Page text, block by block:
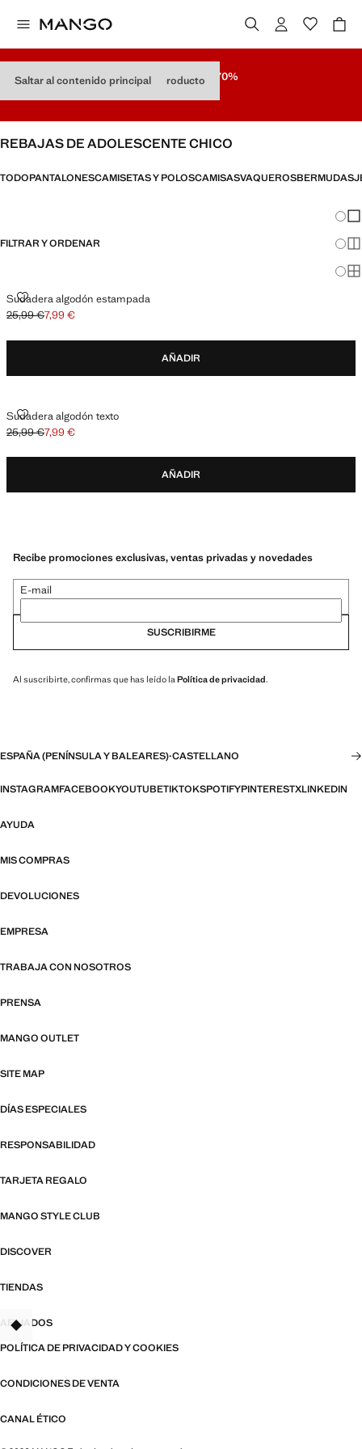
Saltar al contenido principal
REBAJASHASTA -70%
REBAJAS DE ADOLESCENTE CHICO
Saltar navegación por tipo de producto
TODOPANTALONESCAMISETAS Y POLOSCAMISASVAQUEROSBERMUDAS
FILTRAR Y ORDENAR
Sudadera algodón estampada
SUDADERA ALGODÓN ESTAMPADA
Precio inicial tachado [25,99 € ]
25,99 €
Precio actual [7,99 € ]
7,99 €
AÑADIR
Sudadera algodón texto
SUDADERA ALGODÓN TEXTO
Precio inicial tachado [25,99 € ]
25,99 €
Precio actual [7,99 € ]
7,99 €
AÑADIR
Recibe promociones exclusivas, ventas privadas y novedades
E-mail
SUSCRIBIRME
Al suscribirte, confirmas que has leído la Política de privacidad.
ESPAÑA (PENÍNSULA Y BALEARES)·CASTELLANO
INSTAGRAMFACEBOOKYOUTUBETIKTOKSPOTIFYPINTERESTXLINKEDIN
AYUDA
MIS COMPRAS
DEVOLUCIONES
EMPRESA
TRABAJA CON NOSOTROS
PRENSA
MANGO OUTLET
SITE MAP
DÍAS ESPECIALES
RESPONSABILIDAD
TARJETA REGALO
MANGO STYLE CLUB
DISCOVER
TIENDAS
AFILIADOS
POLÍTICA DE PRIVACIDAD Y COOKIES
CONDICIONES DE VENTA
CANAL ÉTICO